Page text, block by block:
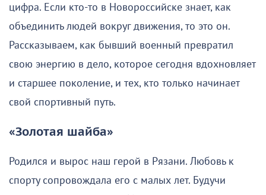
цифра. Если кто-то в Новороссийске знает, как
объединить людей вокруг движения, то это он.
Рассказываем, как бывший военный превратил
свою энергию в дело, которое сегодня вдохновляет
и старшее поколение, и тех, кто только начинает
свой спортивный путь.
«Золотая шайба»
Родился и вырос наш герой в Рязани. Любовь к
спорту сопровождала его с малых лет. Будучи